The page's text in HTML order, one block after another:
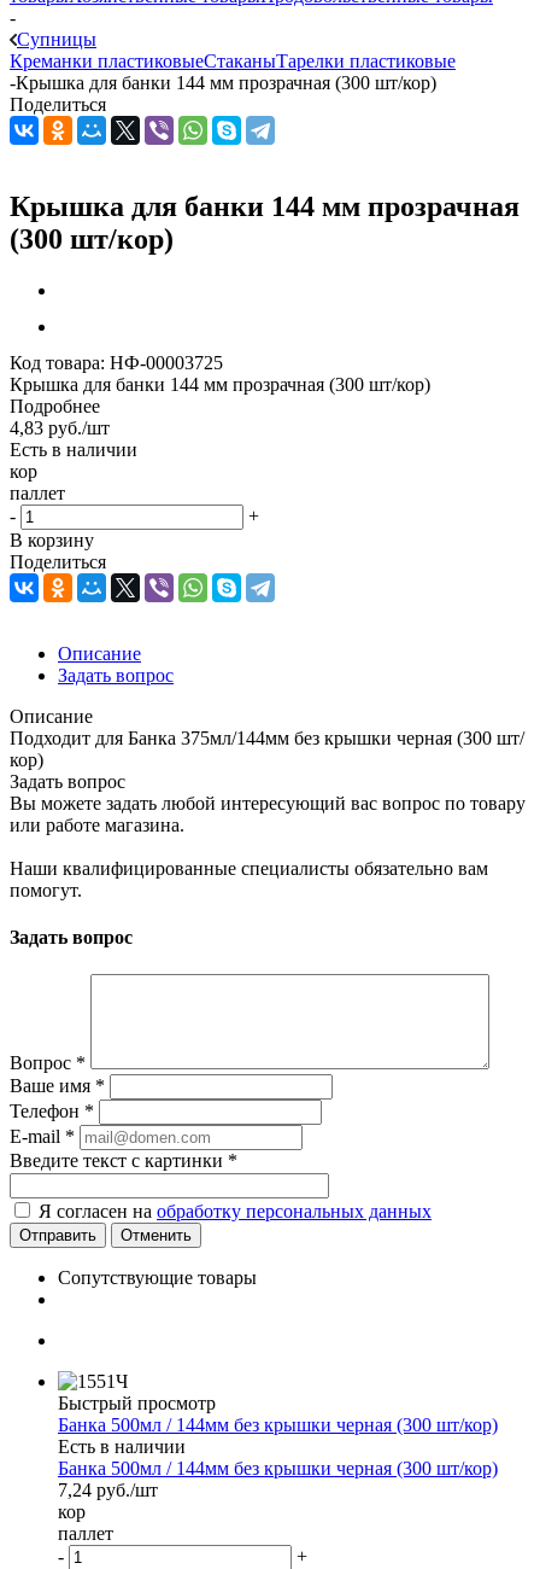
-
Супницы
Креманки пластиковыеСтаканыТарелки пластиковые
-Крышка для банки 144 мм прозрачная (300 шт/кор)
Поделиться
Крышка для банки 144 мм прозрачная
(300 шт/кор)
Код товара: НФ-00003725
Крышка для банки 144 мм прозрачная (300 шт/кор)
Подробнее
4,83 руб./шт
Есть в наличии
кор
паллет
-
+
В корзину
Поделиться
Описание
Задать вопрос
Описание
Подходит для Банка 375мл/144мм без крышки черная (300 шт/
кор)
Задать вопрос
Вы можете задать любой интересующий вас вопрос по товару
или работе магазина.
Наши квалифицированные специалисты обязательно вам
помогут.
Задать вопрос
Вопрос *
Ваше имя *
Телефон *
E-mail *
Введите текст с картинки *
Я согласен на обработку персональных данных
Отменить
Сопутствующие товары
Быстрый просмотр
Банка 500мл / 144мм без крышки черная (300 шт/кор)
Есть в наличии
Банка 500мл / 144мм без крышки черная (300 шт/кор)
7,24 руб./шт
кор
паллет
-
+